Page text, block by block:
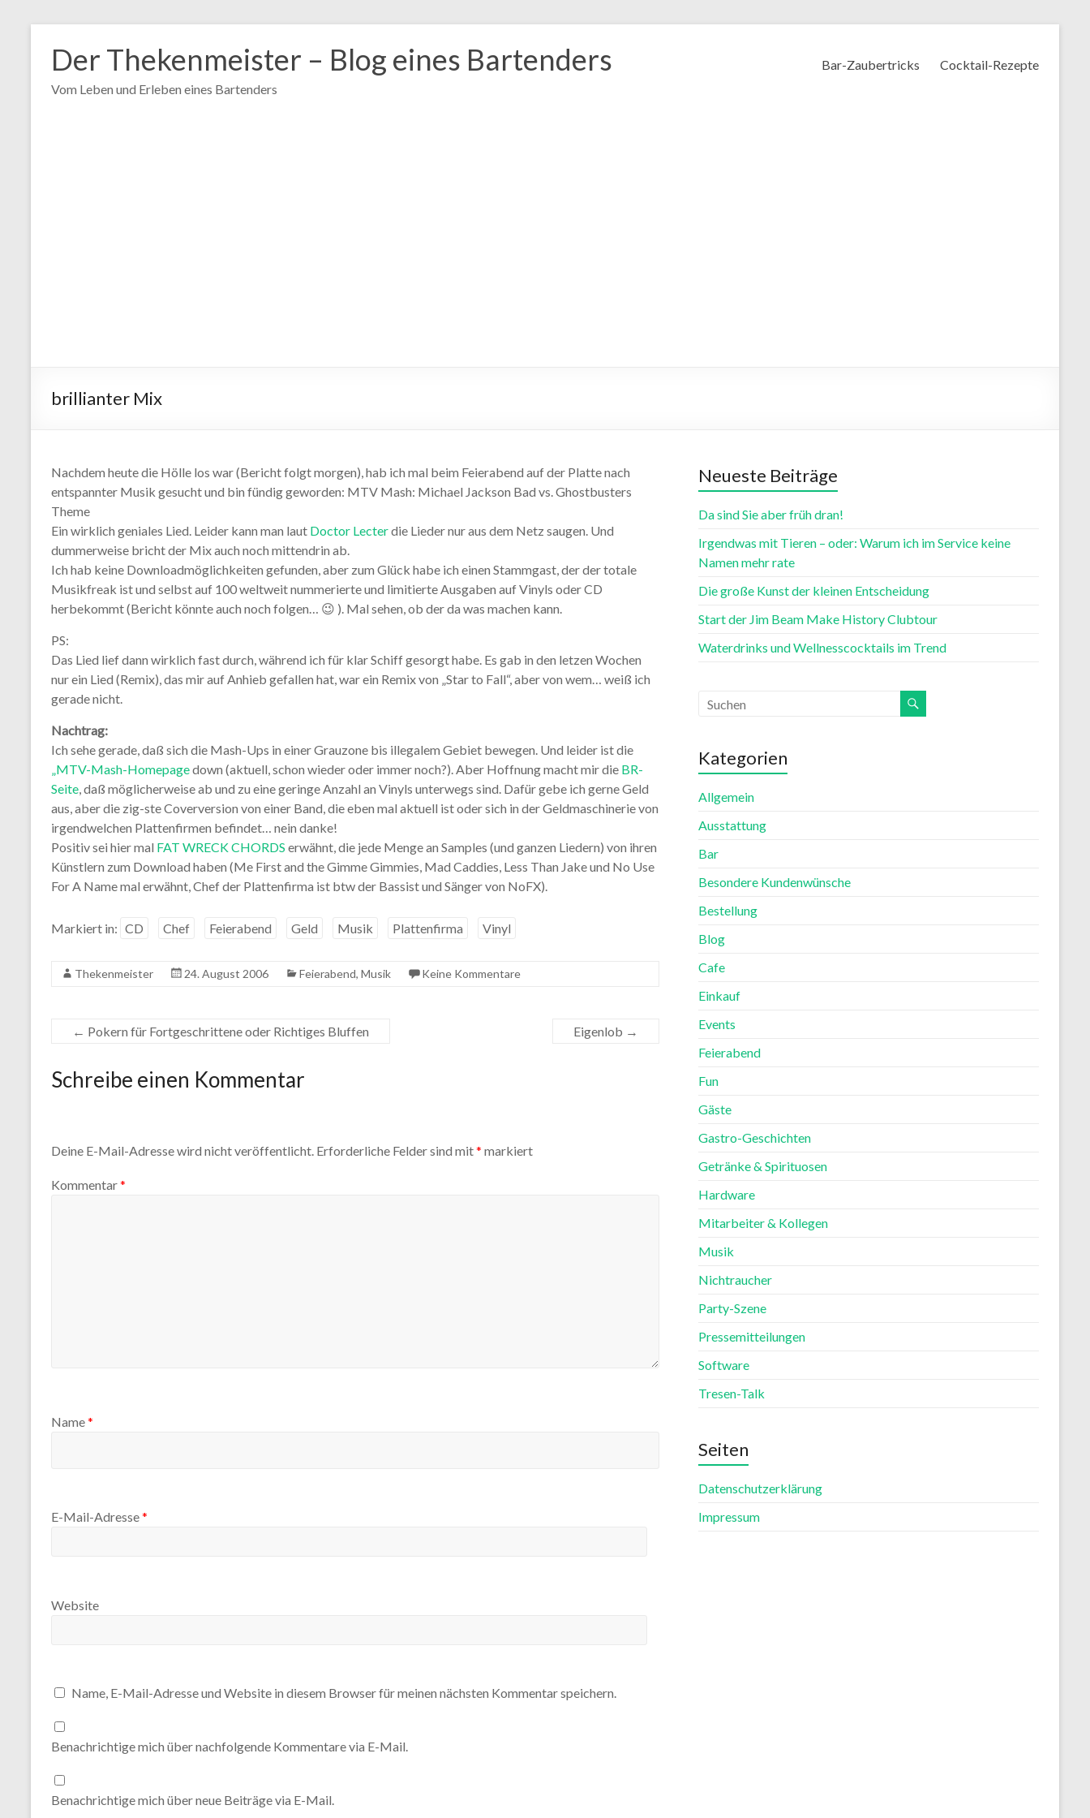
Inhalt
springen
Der Thekenmeister – Blog eines Bartenders
Vom Leben und Erleben eines Bartenders
Bar-Zaubertricks Cocktail-Rezepte
brillianter Mix
Nachdem heute die Hölle los war (Bericht folgt morgen), hab ich mal beim Feierabend auf der Platte nach
entspannter Musik gesucht und bin fündig geworden: MTV Mash: Michael Jackson Bad vs. Ghostbusters
Theme
Ein wirklich geniales Lied. Leider kann man laut Doctor Lecterdie Lieder nur aus dem Netz saugen. Und
dummerweise bricht der Mix auch noch mittendrin ab.
Ich hab keine Downloadmöglichkeiten gefunden, aber zum Glück habe ich einen Stammgast, der der totale
Musikfreak ist und selbst auf 100 weltweit nummerierte und limitierte Ausgaben auf Vinyls oder CD
herbekommt (Bericht könnte auch noch folgen… 😉 ). Mal sehen, ob der da was machen kann.
PS:
Das Lied lief dann wirklich fast durch, während ich für klar Schiff gesorgt habe. Es gab in den letzen Wochen
nur ein Lied (Remix), das mir auf Anhieb gefallen hat, war ein Remix von „Star to Fall“, aber von wem… weiß ich
gerade nicht.
Nachtrag:
Ich sehe gerade, daß sich die Mash-Ups in einer Grauzone bis illegalem Gebiet bewegen. Und leider ist die
„MTV-Mash-Homepagedown (aktuell, schon wieder oder immer noch?). Aber Hoffnung macht mir die BR-
Seite, daß möglicherweise ab und zu eine geringe Anzahl an Vinyls unterwegs sind. Dafür gebe ich gerne Geld
aus, aber die zig-ste Coverversion von einer Band, die eben mal aktuell ist oder sich in der Geldmaschinerie von
irgendwelchen Plattenfirmen befindet… nein danke!
Positiv sei hier mal FAT WRECK CHORDS erwähnt, die jede Menge an Samples (und ganzen Liedern) von ihren
Künstlern zum Download haben (Me First and the Gimme Gimmies, Mad Caddies, Less Than Jake und No Use
For A Name mal erwähnt, Chef der Plattenfirma ist btw der Bassist und Sänger von NoFX).
Markiert in: CD Chef Feierabend Geld Musik Plattenfirma Vinyl
Thekenmeister 24. August 2006 Feierabend, Musik Keine Kommentare
← Pokern für Fortgeschrittene oder Richtiges Bluffen Eigenlob →
Schreibe einen Kommentar
Deine E-Mail-Adresse wird nicht veröffentlicht. Erforderliche Felder sind mit* markiert
Kommentar*
Name*
E-Mail-Adresse*
Website
Name, E-Mail-Adresse und Website in diesem Browser für meinen nächsten Kommentar speichern.
Benachrichtige mich über nachfolgende Kommentare via E-Mail.
Benachrichtige mich über neue Beiträge via E-Mail.
Neueste Beiträge
Da sind Sie aber früh dran!
Irgendwas mit Tieren – oder: Warum ich im Service keine
Namen mehr rate
Die große Kunst der kleinen Entscheidung
Start der Jim Beam Make History Clubtour
Waterdrinks und Wellnesscocktails im Trend
Kategorien
Allgemein
Ausstattung
Bar
Besondere Kundenwünsche
Bestellung
Blog
Cafe
Einkauf
Events
Feierabend
Fun
Gäste
Gastro-Geschichten
Getränke & Spirituosen
Hardware
Mitarbeiter & Kollegen
Musik
Nichtraucher
Party-Szene
Pressemitteilungen
Software
Tresen-Talk
Seiten
Datenschutzerklärung
Impressum